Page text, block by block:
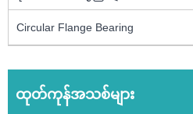
Circular Flange Bearing
ထုတ်ကုန်အသစ်များ